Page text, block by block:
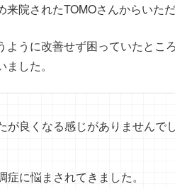
院されたTOMOさんからいただ
ように改善せず困っていたとこ
した。
が良くなる感じがありませんで
に悩まされてきました。